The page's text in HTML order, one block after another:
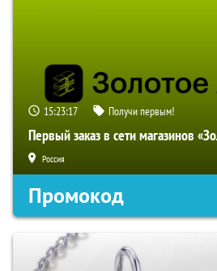
15:23:16 Получи первым!
Первый заказ в сети магазинов
Россия
Промокод